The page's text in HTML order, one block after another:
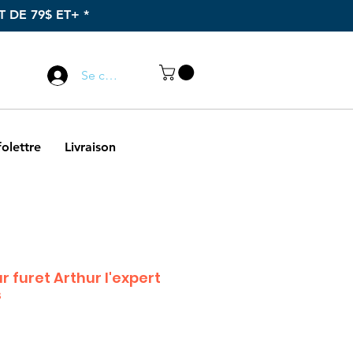
DE 79$ ET+ *
furet Arthur l'expert
Livraison
Se connecter